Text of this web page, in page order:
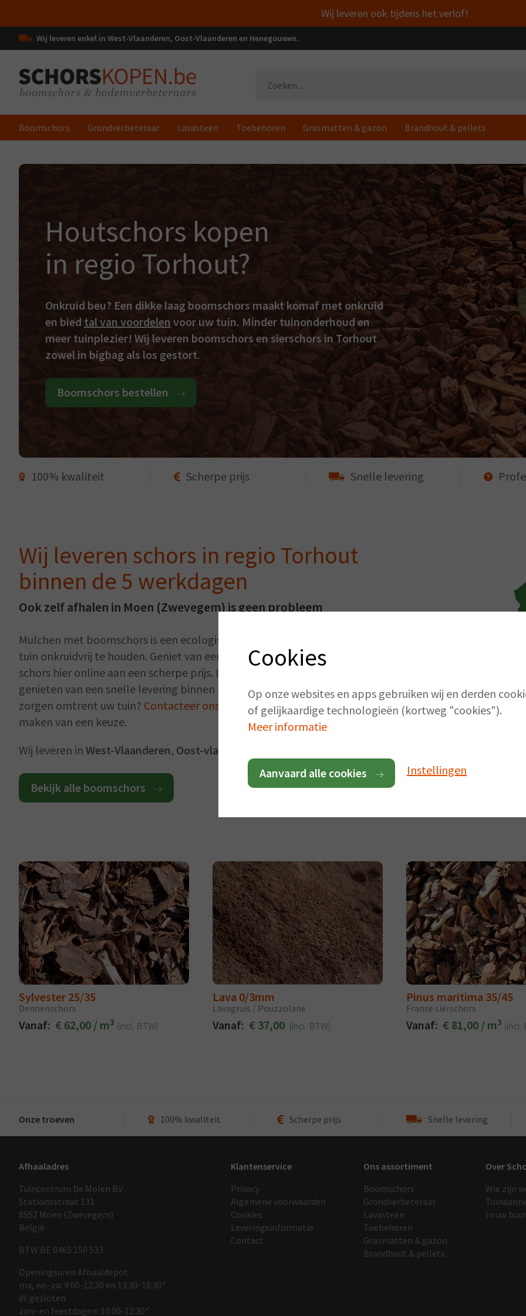
Wij leveren ook tijdens het verlof!
Wij leveren enkel in West-Vlaanderen, Oost-Vlaanderen en Henegouwen.
Boomschors Grondverbeteraar Lavasteen Toebehoren Grasmatten & gazon Brandhout & pellets
Houtschors kopen
in regio Torhout?
Onkruid beu? Een dikke laag boomschors maakt komaf met onkruid
en bied tal van voordelen voor uw tuin. Minder tuinonderhoud en
meer tuinplezier! Wij leveren boomschors en sierschors in Torhout
zowel in bigbag als los gestort.
Boomschors bestellen
100% kwaliteit Scherpe prijs Snelle levering
Wij leveren schors in regio Torhout
binnen de 5 werkdagen
Ook zelf afhalen in Moen (Zwevegem) is geen probleem
Mulchen met boomschors is een ecologisch verantwoorde manier om uw
tuin onkruidvrij te houden. Geniet van een tuin zonder zorgen! Bestel uw
schors hier online aan een scherpe prijs. In en rond Torhout kan u
genieten van een snelle levering binnen 5 werkdagen. Hebt u vragen of
zorgen omtrent uw tuin? Contacteer ons gerust. Wij helpen u graag bij het
maken van een keuze.
Wij leveren in West-Vlaanderen, Oost-vlaanderen
Bekijk alle boomschors
Sylvester 25/35
Dennenschors
Vanaf: € 62,00 / m3 (incl. BTW)
Lava 0/3mm
Lavagruis / Pouzzolane
Vanaf: € 37,00 (incl. BTW)
Pinus maritima 35/45
Franse sierschors
Vanaf: € 81,00 / m3 (incl.
Onze troeven 100% kwaliteit Scherpe prijs Snelle levering
Afhaaladres
Tuincentrum De Molen BV
Stationsstraat 131
8552 Moen (Zwevegem)
België
BTW BE 0465 150 533
Openingsuren Afhaaldepot
ma, wo-za: 9:00-12:30 en 13:30-18:30*
di: gesloten
zon- en feestdagen: 10:00-12:30*
Klantenservice
Privacy
Algemene voorwaarden
Cookies
Leveringsinformatie
Contact
Ons assortiment
Boomschors
Grondverbeteraar
Lavasteen
Toebehoren
Grasmatten & gazon
Brandhout & pellets
Over
Wie zijn
In uw
Cookies
Op onze websites en apps gebruiken wij en derden
of gelijkaardige technologieën (kortweg "cookies").
Meer informatie
Aanvaard alle cookies Instellingen